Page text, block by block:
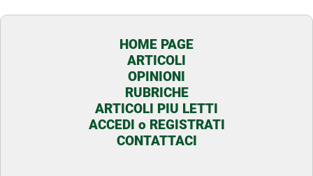
HOME PAGE
ARTICOLI
OPINIONI
RUBRICHE
ARTICOLI PIU LETTI
ACCEDI o REGISTRATI
CONTATTACI